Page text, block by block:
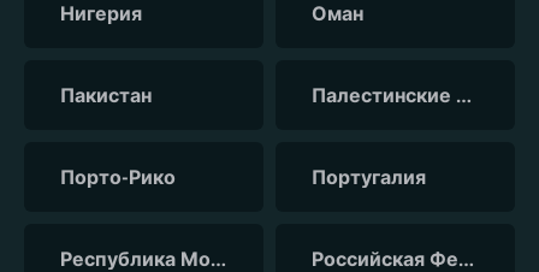
Нигерия Оман
Пакистан Палестинские территории
Порто-Рико Португалия
Республика Молдова Российская Федерация